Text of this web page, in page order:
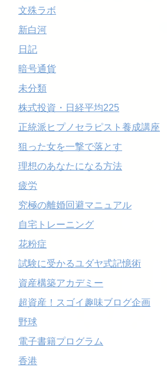
文殊ラボ
新白河
日記
暗号通貨
未分類
株式投資・日経平均225
正統派ヒプノセラピスト養成講座
狙った女を一撃で落とす
理想のあなたになる方法
疲労
究極の離婚回避マニュアル
自宅トレーニング
花粉症
試験に受かるユダヤ式記憶術
資産構築アカデミー
超資産！スゴイ趣味ブログ企画
野球
電子書籍プログラム
香港